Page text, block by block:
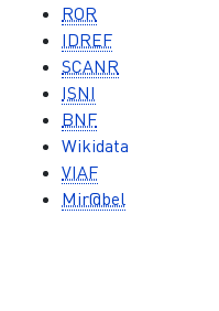
ROR
IDREF
SCANR
ISNI
BNF
Wikidata
VIAF
Mir@bel